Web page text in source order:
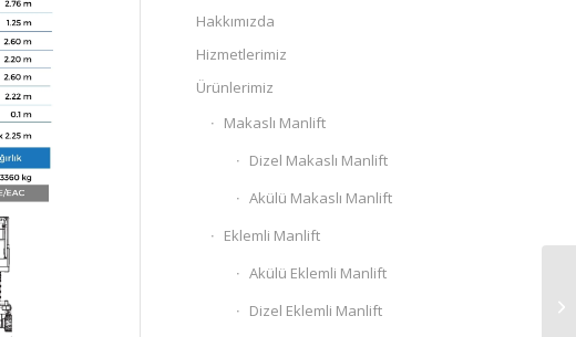
Hakkımızda
Hizmetlerimiz
Ürünlerimiz
Makaslı Manlift
Dizel Makaslı Manlift
Akülü Makaslı Manlift
Eklemli Manlift
Akülü Eklemli Manlift
Dizel Eklemli Manlift